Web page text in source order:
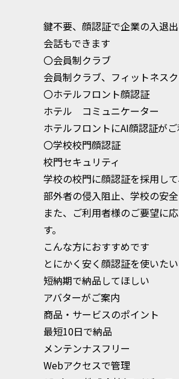
鍵不要、顔認証で企業の入退
会話もできます
〇会員制クラブ
会員制クラブ、フィットネス
〇ホテルフロント顔認証
ホテル コミュニケーター
ホテルフロントにAI顔認証が
〇学校校門顔認証
校門セキュリティ
学校の校門に顔認証を採用して
部外者の侵入阻止、学校の安全
また、ご利用者様のご要望に
す。
こんな方におすすめです
とにかく安く顔認証を使いたい
短納期で納品してほしい
アバターがご案内
商品・サービスのポイント
最短10日で納品
メンテンナスフリー
Webアクセスで管理